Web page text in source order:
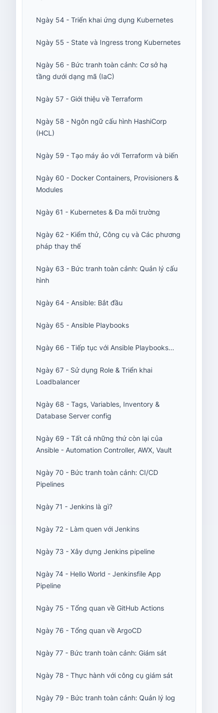
Ngày 54 - Triển khai ứng dụng Kubernetes
Ngày 55 - State và Ingress trong Kubernetes
Ngày 56 - Bức tranh toàn cảnh: Cơ sở hạ
tầng dưới dạng mã (IaC)
Ngày 57 - Giới thiệu về Terraform
Ngày 58 - Ngôn ngữ cấu hình HashiCorp
(HCL)
Ngày 59 - Tạo máy ảo với Terraform và biến
Ngày 60 - Docker Containers, Provisioners &
Modules
Ngày 61 - Kubernetes & Đa môi trường
Ngày 62 - Kiểm thử, Công cụ và Các phương
pháp thay thế
Ngày 63 - Bức tranh toàn cảnh: Quản lý cấu
hình
Ngày 64 - Ansible: Bắt đầu
Ngày 65 - Ansible Playbooks
Ngày 66 - Tiếp tục với Ansible Playbooks...
Ngày 67 - Sử dụng Role & Triển khai
Loadbalancer
Ngày 68 - Tags, Variables, Inventory &
Database Server config
Ngày 69 - Tất cả những thứ còn lại của
Ansible - Automation Controller, AWX, Vault
Ngày 70 - Bức tranh toàn cảnh: CI/CD
Pipelines
Ngày 71 - Jenkins là gì?
Ngày 72 - Làm quen với Jenkins
Ngày 73 - Xây dựng Jenkins pipeline
Ngày 74 - Hello World - Jenkinsfile App
Pipeline
Ngày 75 - Tổng quan về GitHub Actions
Ngày 76 - Tổng quan về ArgoCD
Ngày 77 - Bức tranh toàn cảnh: Giám sát
Ngày 78 - Thực hành với công cụ giám sát
Ngày 79 - Bức tranh toàn cảnh: Quản lý log